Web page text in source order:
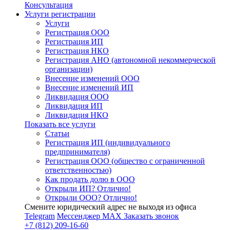
Консультация
Услуги регистрации
Услуги
Регистрация ООО
Регистрация ИП
Регистрация НКО
Регистрация АНО (автономной некоммерческой
организации)
Внесение изменений ООО
Внесение изменений ИП
Ликвидация ООО
Ликвидация ИП
Ликвидация НКО
Показать все услуги
Статьи
Регистрация ИП (индивидуального
предпринимателя)
Регистрация ООО (общество с ограниченной
ответственностью)
Как продать долю в ООО
Открыли ИП? Отлично!
Открыли ООО? Отлично!
Смените юридический адрес не выходя из офиса
Telegram Мессенджер MAX Заказать звонок
+7 (812) 209-16-60